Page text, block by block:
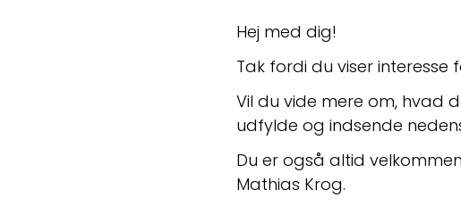
Hej med dig!
Tak fordi du viser
Vil du vide mere om, hvad
udfylde og indsende
Du er også altid
Mathias Krog.